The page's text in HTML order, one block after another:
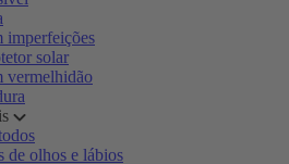
imperfeições
solar
vermelhidão
de olhos e lábios